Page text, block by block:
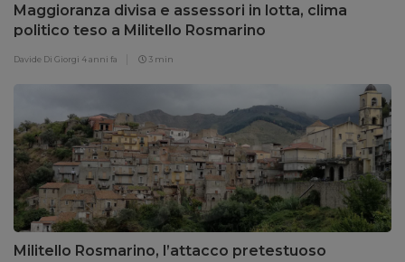
Maggioranza divisa e assessori in lotta, clima
politico teso a Militello Rosmarino
Davide Di Giorgi 4 anni fa 3 min
Militello Rosmarino, l’attacco pretestuoso